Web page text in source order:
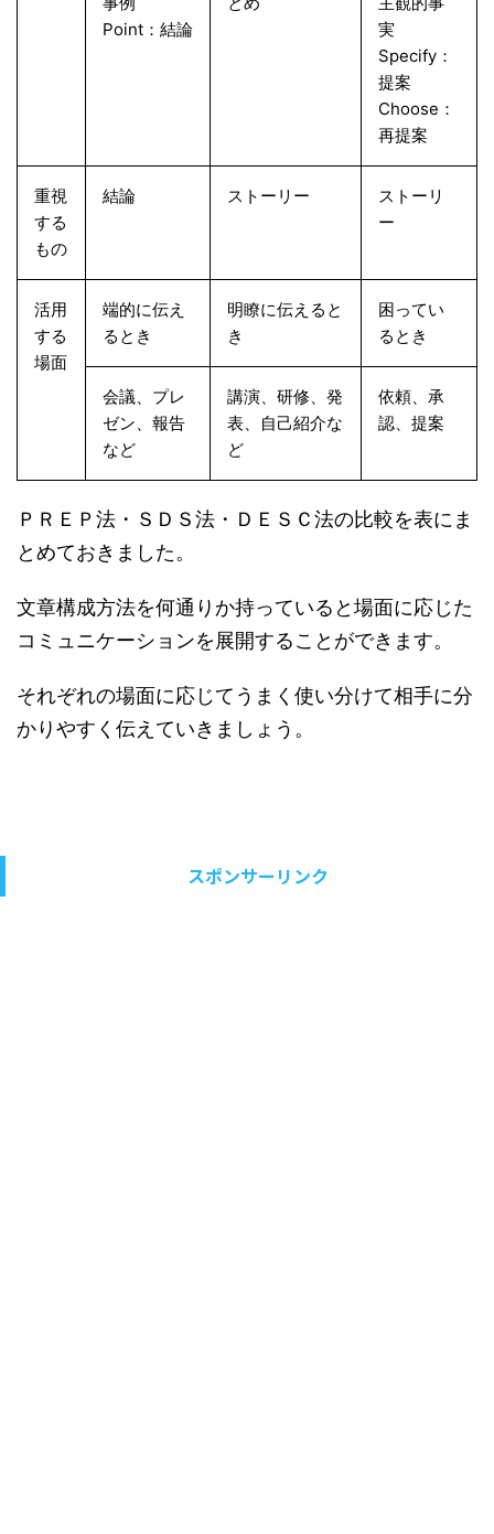
Point：結論
実
Specify：
提案
Choose：
再提案
重視
する
もの
結論 ストーリー
ストーリ
ー
活用
する
場面
端的に伝え
るとき
明瞭に伝えると
き
困ってい
るとき
会議、プレ
ゼン、報告
など
講演、研修、発
表、自己紹介な
ど
依頼、承
認、提案
ＰＲＥＰ法・ＳＤＳ法・ＤＥＳＣ法の比較を表にま
とめておきました。
文章構成方法を何通りか持っていると場面に応じた
コミュニケーションを展開することができます。
それぞれの場面に応じてうまく使い分けて相手に分
かりやすく伝えていきましょう。
スポンサーリンク